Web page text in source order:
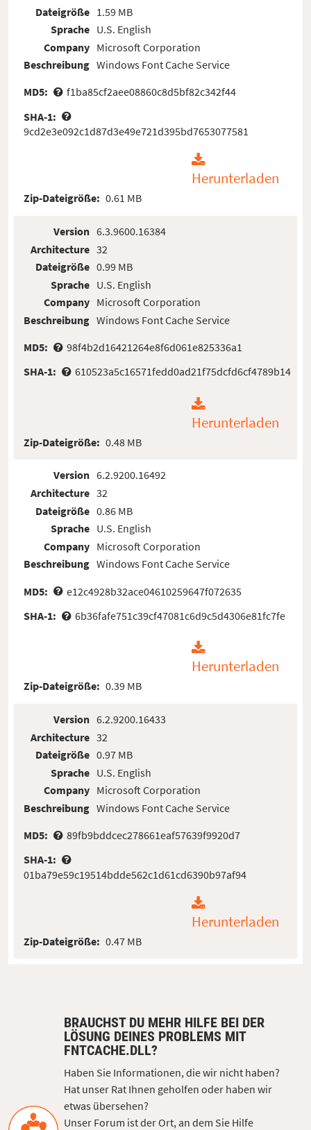
Dateigröße
Sprache
Company
Beschreibung
1.59 MB
U.S. English
Microsoft Corporation
Windows Font Cache Service
MD5:
f1ba85cf2aee08860c8d5bf82c342f44
SHA-1:
9cd2e3e092c1d87d3e49e721d395bd7653077581
Herunterladen
Zip-Dateigröße: 0.61 MB
Version
Architecture
Dateigröße
Sprache
Company
Beschreibung
6.3.9600.16384
32
0.99 MB
U.S. English
Microsoft Corporation
Windows Font Cache Service
MD5:
98f4b2d16421264e8f6d061e825336a1
SHA-1:
610523a5c16571fedd0ad21f75dcfd6cf4789b14
Herunterladen
Zip-Dateigröße: 0.48 MB
Version
Architecture
Dateigröße
Sprache
Company
Beschreibung
6.2.9200.16492
32
0.86 MB
U.S. English
Microsoft Corporation
Windows Font Cache Service
MD5:
e12c4928b32ace04610259647f072635
SHA-1:
6b36fafe751c39cf47081c6d9c5d4306e81fc7fe
Herunterladen
Zip-Dateigröße: 0.39 MB
Version
Architecture
Dateigröße
Sprache
Company
Beschreibung
6.2.9200.16433
32
0.97 MB
U.S. English
Microsoft Corporation
Windows Font Cache Service
MD5:
89fb9bddcec278661eaf57639f9920d7
SHA-1:
01ba79e59c19514bdde562c1d61cd6390b97af94
Herunterladen
Zip-Dateigröße: 0.47 MB
BRAUCHST DU MEHR HILFE BEI DER
LÖSUNG DEINES PROBLEMS MIT
FNTCACHE.DLL?
Haben Sie Informationen, die wir nicht haben?
Hat unser Rat Ihnen geholfen oder haben wir
etwas übersehen?
Unser Forum ist der Ort, an dem Sie Hilfe